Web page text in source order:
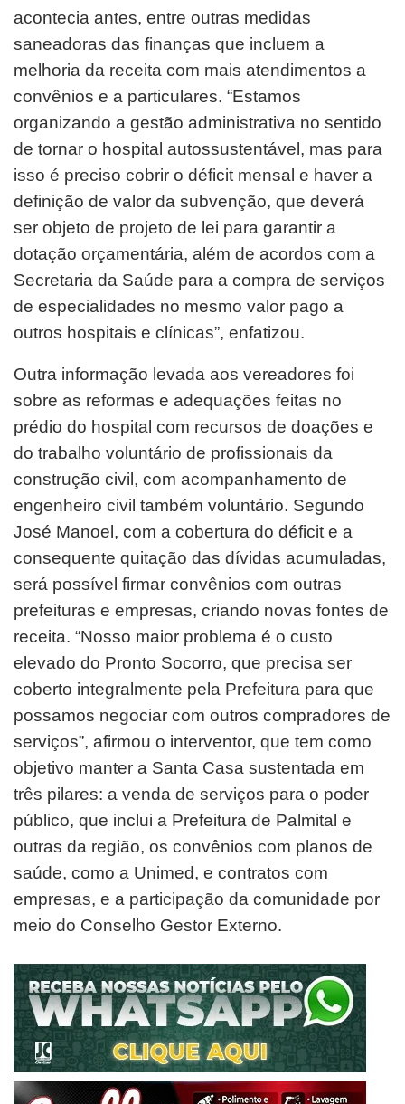
acontecia antes, entre outras medidas
saneadoras das finanças que incluem a
melhoria da receita com mais atendimentos a
convênios e a particulares. “Estamos
organizando a gestão administrativa no sentido
de tornar o hospital autossustentável, mas para
isso é preciso cobrir o déficit mensal e haver a
definição de valor da subvenção, que deverá
ser objeto de projeto de lei para garantir a
dotação orçamentária, além de acordos com a
Secretaria da Saúde para a compra de serviços
de especialidades no mesmo valor pago a
outros hospitais e clínicas”, enfatizou.
Outra informação levada aos vereadores foi
sobre as reformas e adequações feitas no
prédio do hospital com recursos de doações e
do trabalho voluntário de profissionais da
construção civil, com acompanhamento de
engenheiro civil também voluntário. Segundo
José Manoel, com a cobertura do déficit e a
consequente quitação das dívidas acumuladas,
será possível firmar convênios com outras
prefeituras e empresas, criando novas fontes de
receita. “Nosso maior problema é o custo
elevado do Pronto Socorro, que precisa ser
coberto integralmente pela Prefeitura para que
possamos negociar com outros compradores de
serviços”, afirmou o interventor, que tem como
objetivo manter a Santa Casa sustentada em
três pilares: a venda de serviços para o poder
público, que inclui a Prefeitura de Palmital e
outras da região, os convênios com planos de
saúde, como a Unimed, e contratos com
empresas, e a participação da comunidade por
meio do Conselho Gestor Externo.